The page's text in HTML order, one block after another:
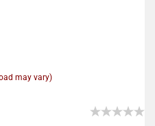
may vary)